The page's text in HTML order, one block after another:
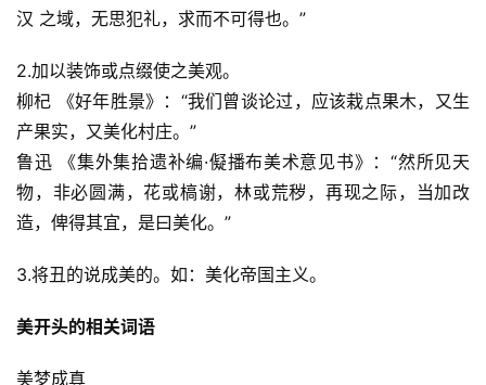
汉 之域，无思犯礼，求而不可得也。”
2.加以装饰或点缀使之美观。
柳杞 《好年胜景》：“我们曾谈论过，应该栽点果木，又生
产果实，又美化村庄。”
鲁迅 《集外集拾遗补编·儗播布美术意见书》：“然所见天
物，非必圆满，花或槁谢，林或荒秽，再现之际，当加改
造，俾得其宜，是曰美化。”
3.将丑的说成美的。如：美化帝国主义。
美开头的相关词语
美梦成真